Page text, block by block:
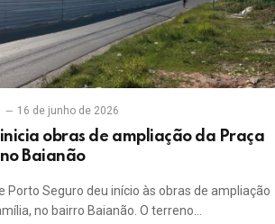
16 de junho de 2026
obras de ampliação da Praça
Baianão
Porto Seguro deu início às obras de ampliação
no bairro Baianão. O terreno…